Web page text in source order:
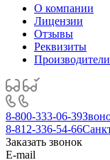
О компании
Лицензии
Отзывы
Реквизиты
Производители
8-800-333-06-39
8-812-336-54-66
Заказать звонок
E-mail